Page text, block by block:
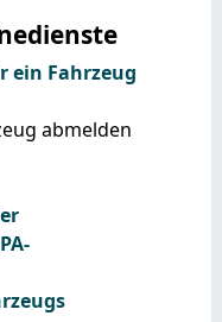
ein Fahrzeug
abmelden